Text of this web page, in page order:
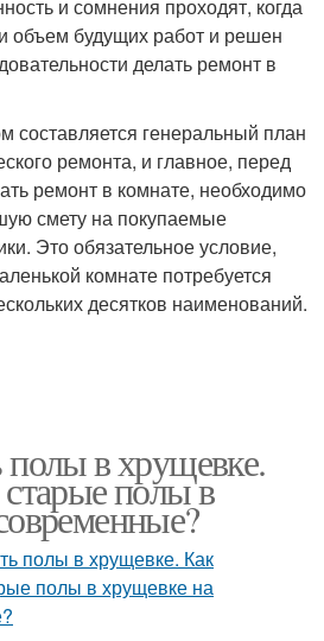
и сомнения проходят, когда
объем будущих работ и решен
делать ремонт в
составляется генеральный план
ремонта, и главное, перед
ремонт в комнате, необходимо
смету на покупаемые
Это обязательное условие,
комнате потребуется
десятков наименований.
в хрущевке.
полы в